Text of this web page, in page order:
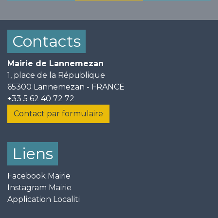
Contacts
Mairie de Lannemezan
1, place de la République
65300 Lannemezan - FRANCE
+33 5 62 40 72 72
Contact par formulaire
Liens
Facebook Mairie
Instagram Mairie
Application Localiti